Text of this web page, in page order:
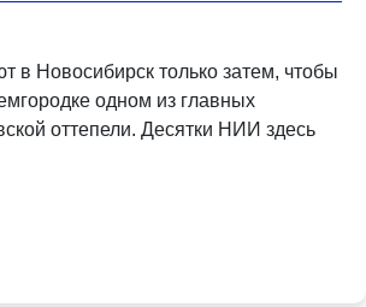
в Новосибирск только затем, чтобы
одном из главных
оттепели. Десятки НИИ здесь